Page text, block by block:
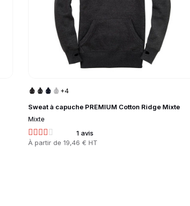
Sweat à capuche PREMIUM Cotton Ridge Mixte
Mixte
1 avis
Prix
À partir de19,46 € HT
+4